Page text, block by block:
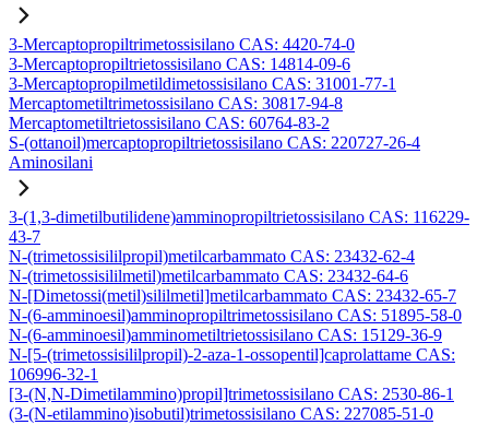
3-Mercaptopropiltrimetossisilano CAS: 4420-74-0
3-Mercaptopropiltrietossisilano CAS: 14814-09-6
3-Mercaptopropilmetildimetossisilano CAS: 31001-77-1
Mercaptometiltrimetossisilano CAS: 30817-94-8
Mercaptometiltrietossisilano CAS: 60764-83-2
S-(ottanoil)mercaptopropiltrietossisilano CAS: 220727-26-4
Aminosilani
3-(1,3-dimetilbutilidene)amminopropiltrietossisilano CAS: 116229-
43-7
N-(trimetossisililpropil)metilcarbammato CAS: 23432-62-4
N-(trimetossisililmetil)metilcarbammato CAS: 23432-64-6
N-[Dimetossi(metil)sililmetil]metilcarbammato CAS: 23432-65-7
N-(6-amminoesil)amminopropiltrimetossisilano CAS: 51895-58-0
N-(6-amminoesil)amminometiltrietossisilano CAS: 15129-36-9
N-[5-(trimetossisililpropil)-2-aza-1-ossopentil]caprolattame CAS:
106996-32-1
[3-(N,N-Dimetilammino)propil]trimetossisilano CAS: 2530-86-1
(3-(N-etilammino)isobutil)trimetossisilano CAS: 227085-51-0